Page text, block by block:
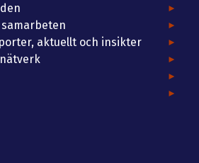
aktuellt och insikter